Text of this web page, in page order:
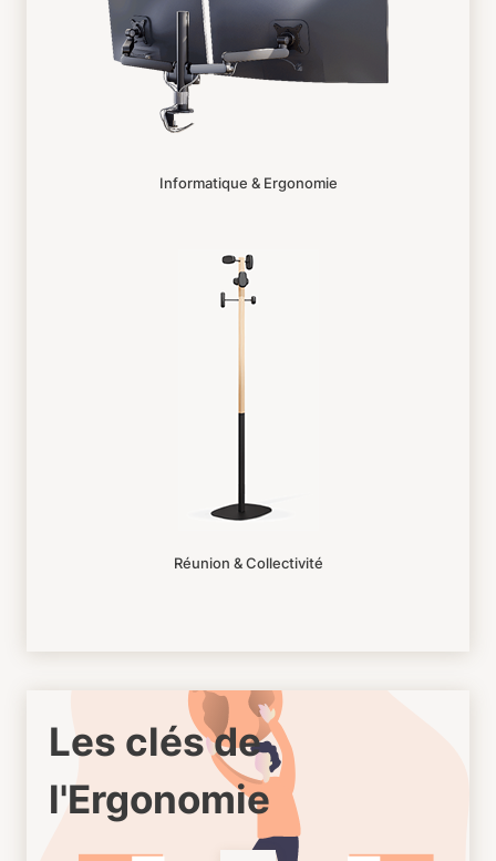
Informatique & Ergonomie
Réunion & Collectivité
Les clés de
l'Ergonomie